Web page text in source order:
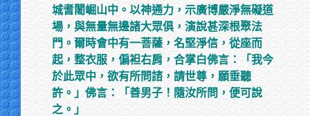
城耆闍崛山中。以神通力，示廣博嚴淨無礙道
場，與無量無邊諸大眾俱，演說甚深根聚法
門。爾時會中有一菩薩，名堅淨信，從座而
起，整衣服，偏袒右肩，合掌白佛言：「我今
於此眾中，欲有所問諮，請世尊，願垂聽
許。」佛言：「善男子！隨汝所問，便可說
之。」